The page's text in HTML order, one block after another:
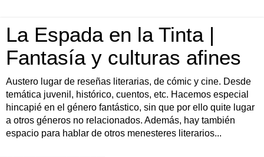
La Espada en la Tinta |
Fantasía y culturas afines
Austero lugar de reseñas literarias, de cómic y cine. Desde
temática juvenil, histórico, cuentos, etc. Hacemos especial
hincapié en el género fantástico, sin que por ello quite lugar
a otros géneros no relacionados. Además, hay también
espacio para hablar de otros menesteres literarios...